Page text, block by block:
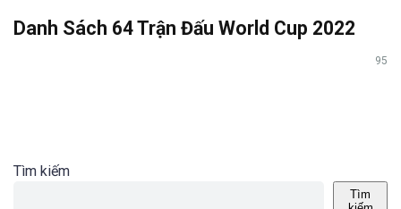
Danh Sách 64 Trận Đấu World Cup 2022
95
Tìm kiếm
Tìm